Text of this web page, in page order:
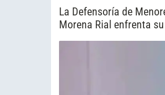
La Defensoría de
Morena Rial enfrenta